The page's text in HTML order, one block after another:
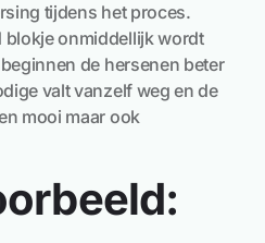
tijdens het proces.
blokje onmiddellijk wordt
de hersenen beter
valt vanzelf weg en de
mooi maar ook